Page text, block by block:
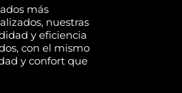
más
nuestras
y eficiencia
con el mismo
y confort que